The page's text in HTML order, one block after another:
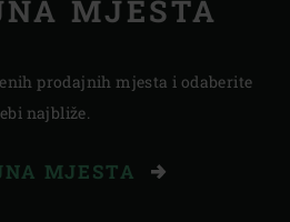
MJESTA
prodajnih mjesta i odaberite
najbliže.
MJESTA